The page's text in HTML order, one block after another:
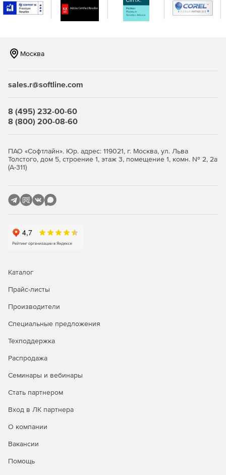
позволяет быстро получить необходимые навыки
работы с тренажером, понять его логику, научиться
на любом этапе выполнения заданий.
Москва
sales.r@softline.com
8 (495) 232-00-60
8 (800) 200-08-60
ПАО «Софтлайн». Юр. адрес: 119021, г. Москва, ул. Льва
Толстого, дом 5, строение 1, этаж 3, помещение 1, комн. № 2, 2а
(А-311)
Каталог
Прайс-листы
Производители
Специальные предложения
Техподдержка
Распродажа
Семинары и вебинары
Стать партнером
Вход в ЛК партнера
О компании
Вакансии
Помощь